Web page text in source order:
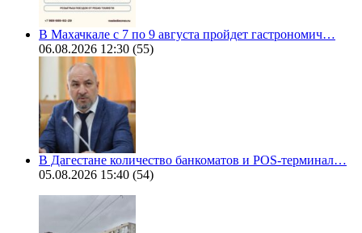
В Махачкале с 7 по 9 августа пройдет гастрономич…
06.08.2026 12:30 (55)
В Дагестане количество банкоматов и POS-терминал…
05.08.2026 15:40 (54)